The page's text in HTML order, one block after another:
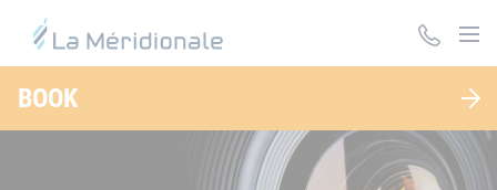
main
content
BOOK